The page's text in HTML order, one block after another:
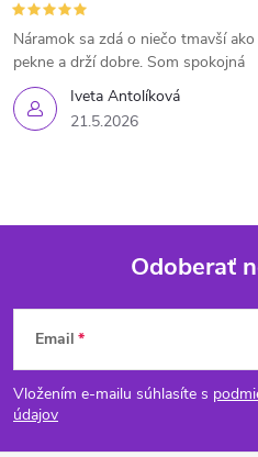
Iveta Antolíková
21.5.2026
Náramok sa zdá o niečo tmavší
pekne a drží dobre. Som spokojná
Z
á
p
Odoberať
Email
Vložením e-mailu súhlasíte s
údajov